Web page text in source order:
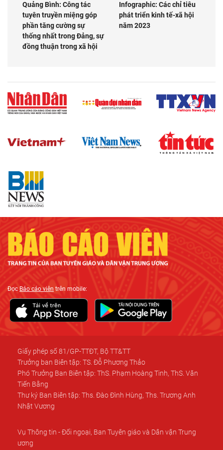
Quảng Bình: Công tác
tuyên truyền miệng góp
phần tăng cường sự
thống nhất trong Đảng, sự
đồng thuận trong xã hội
Infographic: Các chỉ tiêu
phát triển kinh tế-xã hội
năm 2023
ĐọcBáo cáo viên trên mobile:
Giấy phép số 81/GP-TTĐT, Bộ TT&TT
Trưởng ban Biên tập: TS. Đỗ Phương Thảo
Phó Trưởng Ban Biên tập: ThS. Phạm Hoàng Tinh, ThS. Văn
Tiến Bằng
Thư ký Ban Biên tập: Ths. Đào Đình Hùng, Ths. Trương Anh
Nhật Vương
Vụ Thông tin - Đối ngoại, Ban Tuyên giáo và Dân vận Trung
ương